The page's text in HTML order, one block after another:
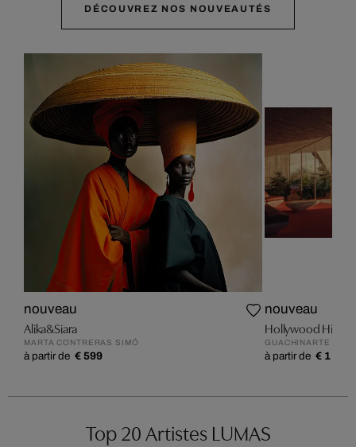
DÉCOUVREZ NOS NOUVEAUTÉS
nouveau
Alika&Siara
MARTA CONTRERAS SIMÓ
à partir de € 599
nouveau
Hollywood Hills
GUACHINARTE
à partir de € 1 199
Top 20 Artistes LUMAS